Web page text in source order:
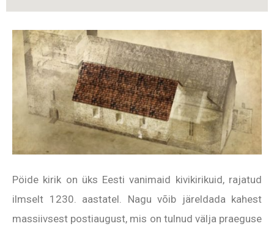
Pöide kirik on üks Eesti vanimaid kivikirikuid, rajatud
ilmselt 1230. aastatel. Nagu võib järeldada kahest
massiivsest postiaugust, mis on tulnud välja praeguse